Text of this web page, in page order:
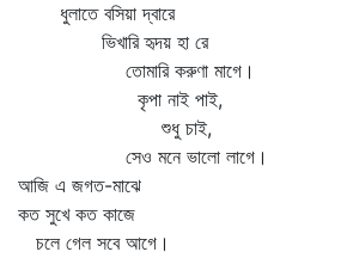
ধুলাতে বসিয়া দ্বারে
ভিখারি হৃদয় হা রে
তোমারি করুণা মাগে।
কৃপা নাই পাই,
শুধু চাই,
সেও মনে ভালো লাগে।
আজি এ জগত-মাঝে
কত সুখে কত কাজে
চলে গেল সবে আগে।